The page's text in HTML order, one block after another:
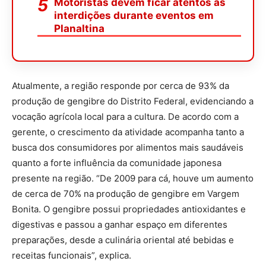
Motoristas devem ficar atentos às
interdições durante eventos em
Planaltina
Atualmente, a região responde por cerca de 93% da
produção de gengibre do Distrito Federal, evidenciando a
vocação agrícola local para a cultura. De acordo com a
gerente, o crescimento da atividade acompanha tanto a
busca dos consumidores por alimentos mais saudáveis
quanto a forte influência da comunidade japonesa
presente na região. “De 2009 para cá, houve um aumento
de cerca de 70% na produção de gengibre em Vargem
Bonita. O gengibre possui propriedades antioxidantes e
digestivas e passou a ganhar espaço em diferentes
preparações, desde a culinária oriental até bebidas e
receitas funcionais”, explica.